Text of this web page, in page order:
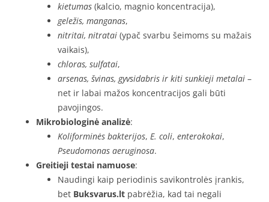
kietumas (kalcio, magnio koncentracija),
geležis, manganas,
nitritai, nitratai (ypač svarbu šeimoms su mažais
vaikais),
chloras, sulfatai,
arsenas, švinas, gyvsidabris ir kiti sunkieji metalai –
net ir labai mažos koncentracijos gali būti
pavojingos.
Mikrobiologinė analizė:
Koliforminės bakterijos, E. coli, enterokokai,
Pseudomonas aeruginosa.
Greitieji testai namuose:
Naudingi kaip periodinis savikontrolės įrankis,
bet Buksvarus.lt pabrėžia, kad tai negali